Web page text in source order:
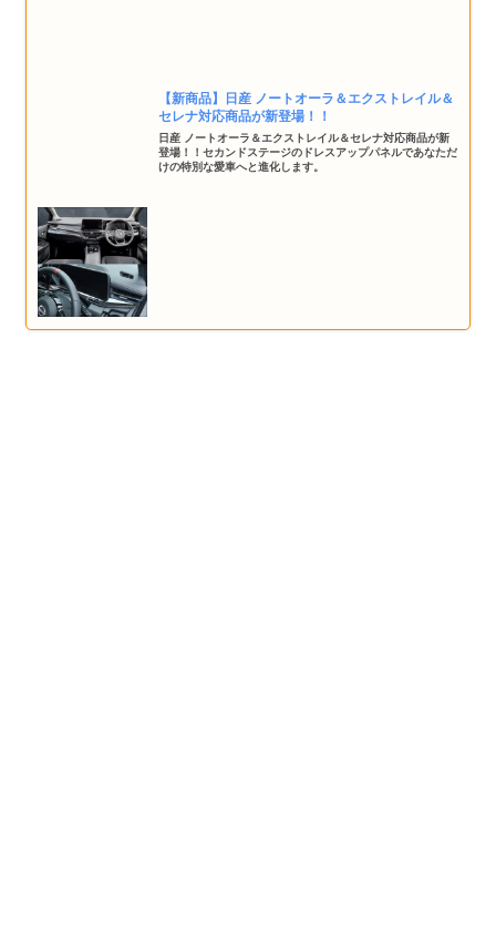
【新商品】日産 ノートオーラ＆エクストレイル＆
セレナ対応商品が新登場！！
日産 ノートオーラ＆エクストレイル＆セレナ対応商品が新
登場！！セカンドステージのドレスアップパネルであなただ
けの特別な愛車へと進化します。